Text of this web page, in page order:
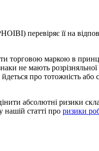
перевіряє її на
торговою маркою в
не мають
про тотожність
абсолютні ризики
нашій статті про ризики